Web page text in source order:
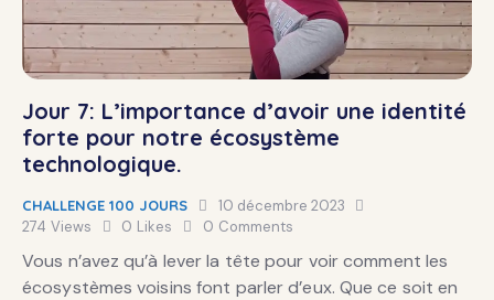
Jour 7: L’importance d’avoir une identité
forte pour notre écosystème
technologique.
CHALLENGE 100 JOURS
10 décembre 2023
274 Views 0 Likes 0 Comments
Vous n’avez qu’à lever la tête pour voir comment les
écosystèmes voisins font parler d’eux. Que ce soit en